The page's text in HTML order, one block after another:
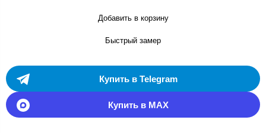
Добавить в корзину
Быстрый замер
Купить в Telegram
Купить в MAX